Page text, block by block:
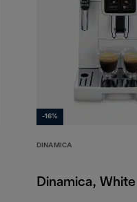
-16%
DINAMICA
Dinamica, White